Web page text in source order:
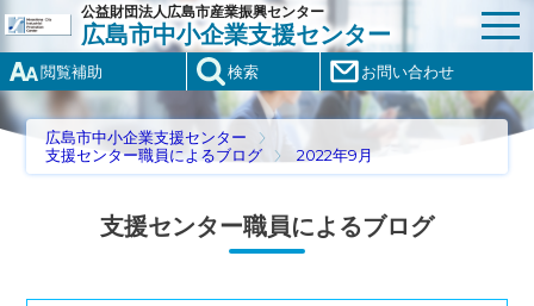
公益財団法人広島市産業振興センター
広島市中小企業支援センター
閲覧補助 検索 お問い合わせ
広島市中小企業支援センター
支援センター職員によるブログ
2022年9月
支援センター職員によるブログ